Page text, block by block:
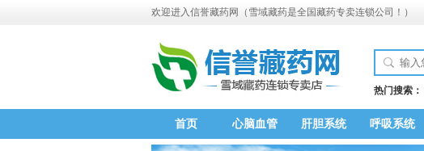
欢迎进入信誉藏药网 （ 雪域藏药是全国藏药专卖连锁公司！）
热门搜索：
首页 心脑血管 肝胆系统 呼吸系统